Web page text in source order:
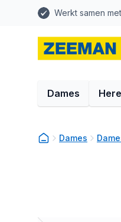
Werkt samen
Dames
Dames